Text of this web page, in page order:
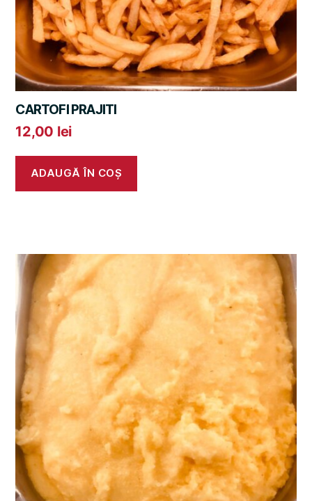
CARTOFI PRAJITI
12,00 lei
ADAUGĂ ÎN COȘ